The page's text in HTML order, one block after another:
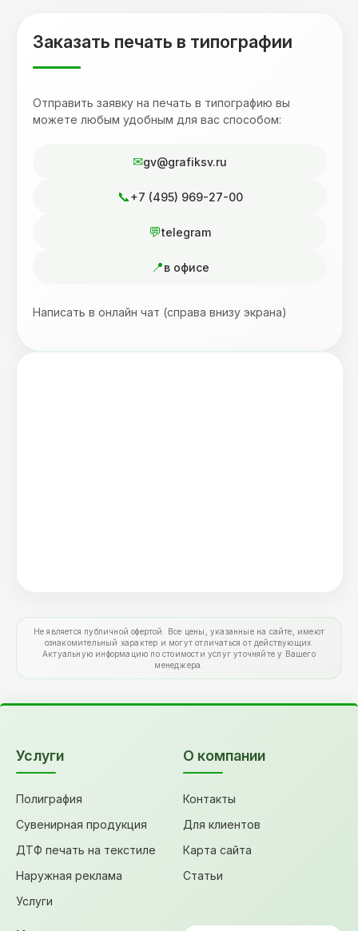
Заказать печать в типографии
Отправить заявку на печать в типографию вы
можете любым удобным для вас способом:
gv@grafiksv.ru
+7 (495) 969-27-00
telegram
в офисе
Написать в онлайн чат (справа внизу экрана)
Не является публичной офертой. Все цены, указанные на сайте, имеют
ознакомительный характер и могут отличаться от действующих.
Актуальную информацию по стоимости услуг уточняйте у Вашего
менеджера.
Услуги
Полиграфия
Сувенирная продукция
ДТФ печать на текстиле
Наружная реклама
Услуги
О компании
Контакты
Для клиентов
Карта сайта
Статьи